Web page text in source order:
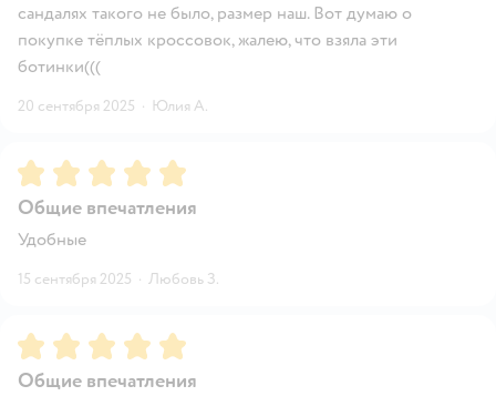
сандалях такого не было, размер наш. Вот думаю о
покупке тёплых кроссовок, жалею, что взяла эти
ботинки(((
20 сентября 2025 · Юлия А.
Рейтинг:5
Общие впечатления
Удобные
15 сентября 2025 · Любовь З.
Рейтинг:5
Общие впечатления